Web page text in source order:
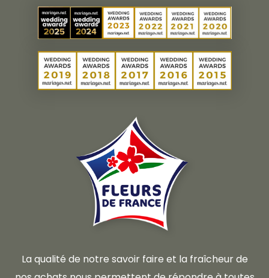
La qualité de notre savoir faire et la fraîcheur de